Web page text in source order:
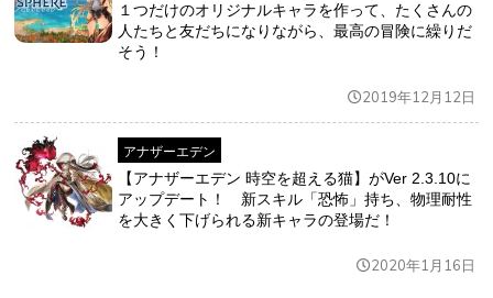
１つだけのオリジナルキャラを作って、たくさんの
人たちと友だちになりながら、最高の冒険に繰りだ
そう！
2019年12月12日
アナザーエデン
【アナザーエデン 時空を超える猫】がVer 2.3.10に
アップデート！ 新スキル「恐怖」持ち、物理耐性
を大きく下げられる新キャラの登場だ！
2020年1月16日